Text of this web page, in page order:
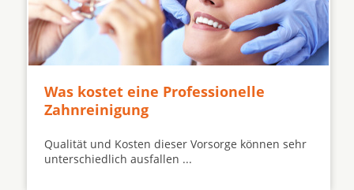
Was kostet eine Professionelle
Zahnreinigung
Qualität und Kosten dieser Vorsorge können sehr
unterschiedlich ausfallen ...